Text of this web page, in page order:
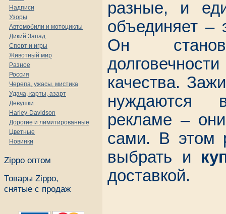
Надписи
Узоры
Автомобили и мотоциклы
Дикий Запад
Спорт и игры
Животный мир
Разное
Россия
Черепа, ужасы, мистика
Удача, карты, азарт
Девушки
Harley-Davidson
Дорогие и лимитированные
Цветные
Новинки
Zippo оптом
Товары Zippo,
снятые с продаж
разные, и
объединяет –
Он
качества.
нуждаются
рекламе –
сами. В этом
выбрать и
доставкой.